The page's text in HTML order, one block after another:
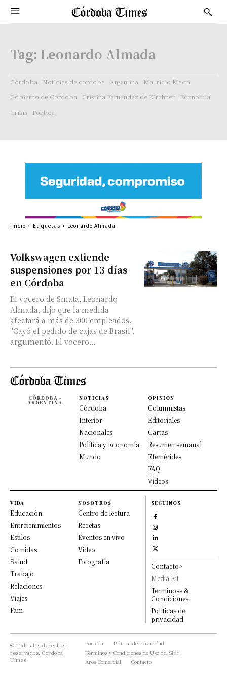
Tag: Leonardo Almada
Córdoba Noticias de cordoba Argentina
Mauricio Macri
Gobierno de Córdoba
Cristina Fernandez de Kirchner
Economía
Crisis
Politica
Volkswagen extiende
suspensiones por 13 días
en Córdoba
El vocero de Smata, Leonardo
Almada, dijo que la medida
afectará a más de 300 empleados.
"Cayó el pedido de cajas de Brasil",
argumentó. El vocero...
Inicio Etiquetas Leonardo Almada
CÓRDOBA -
ARGENTINA
NOTICIAS
Córdoba
Interior
Nacionales
Política y Economía
Mundo
OPINION
Columnistas
Editoriales
Cartas
Resumen semanal
Efemérides
FAQ
Videos
VIDA
Educación
Entretenimientos
Estilos
Comidas
Salud
Trabajo
Relaciones
Viajes
Fam
NOSOTROS
Centro de lectura
Recetas
Eventos en vivo
Video
Fotografía
SEGUINOS
Contacto>
Media Kit
Terminoss &
Condiciones
Políticas de
privacidad
© Todos los derechos
reservados, Córdoba
Times
Portada
Política de Privacidad
Términos y Condiciones de Uso del Sitio
Area Comercial
Contacto